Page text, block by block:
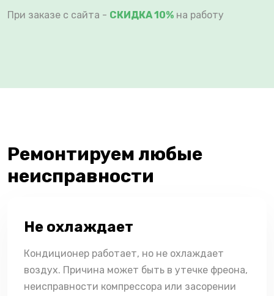
При заказе с сайта - СКИДКА 10% на работу
Ремонтируем любые
неисправности
Не охлаждает
Кондиционер работает, но не охлаждает
воздух. Причина может быть в утечке фреона,
неисправности компрессора или засорении